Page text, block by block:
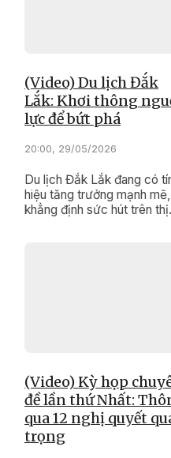
(Video) Du lịch Đắk
Lắk: Khơi thông
lực để bứt phá
20:00, 29/05/2026
Du lịch Đắk Lắk đang có
hiệu tăng trưởng mạnh mẽ,
khẳng định sức hút trên thị
(Video) Kỳ họp
đề lần thứ Nhất:
qua 12 nghị quyết
trọng